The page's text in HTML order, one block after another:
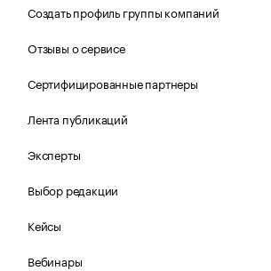
Создать профиль группы компаний
Отзывы о сервисе
Сертифицированные партнеры
Лента публикаций
Эксперты
Выбор редакции
Кейсы
Вебинары